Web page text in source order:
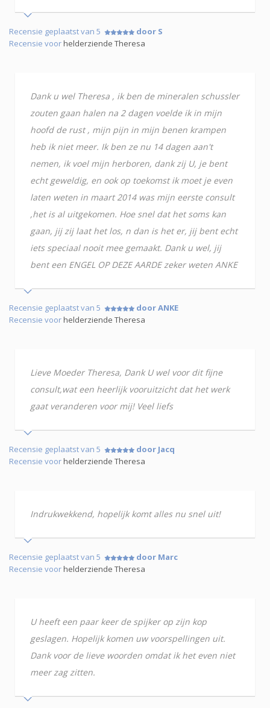
Recensie geplaatst van 5
door S
Recensie voorhelderziende Theresa
Dank u wel Theresa , ik ben de mineralen schussler
zouten gaan halen na 2 dagen voelde ik in mijn
hoofd de rust , mijn pijn in mijn benen krampen
heb ik niet meer. Ik ben ze nu 14 dagen aan't
nemen, ik voel mijn herboren, dank zij U, je bent
echt geweldig, en ook op toekomst ik moet je even
laten weten in maart 2014 was mijn eerste consult
,het is al uitgekomen. Hoe snel dat het soms kan
gaan, jij zij laat het los, n dan is het er, jij bent echt
iets speciaal nooit mee gemaakt. Dank u wel, jij
bent een ENGEL OP DEZE AARDE zeker weten ANKE
Recensie geplaatst van 5
door ANKE
Recensie voorhelderziende Theresa
Lieve Moeder Theresa, Dank U wel voor dit fijne
consult,wat een heerlijk vooruitzicht dat het werk
gaat veranderen voor mij! Veel liefs
Recensie geplaatst van 5
door Jacq
Recensie voorhelderziende Theresa
Indrukwekkend, hopelijk komt alles nu snel uit!
Recensie geplaatst van 5
door Marc
Recensie voorhelderziende Theresa
U heeft een paar keer de spijker op zijn kop
geslagen. Hopelijk komen uw voorspellingen uit.
Dank voor de lieve woorden omdat ik het even niet
meer zag zitten.